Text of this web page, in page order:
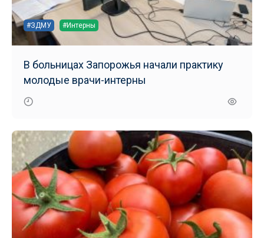
#ЗДМУ #Интерны
В больницах Запорожья начали практику
молодые врачи-интерны